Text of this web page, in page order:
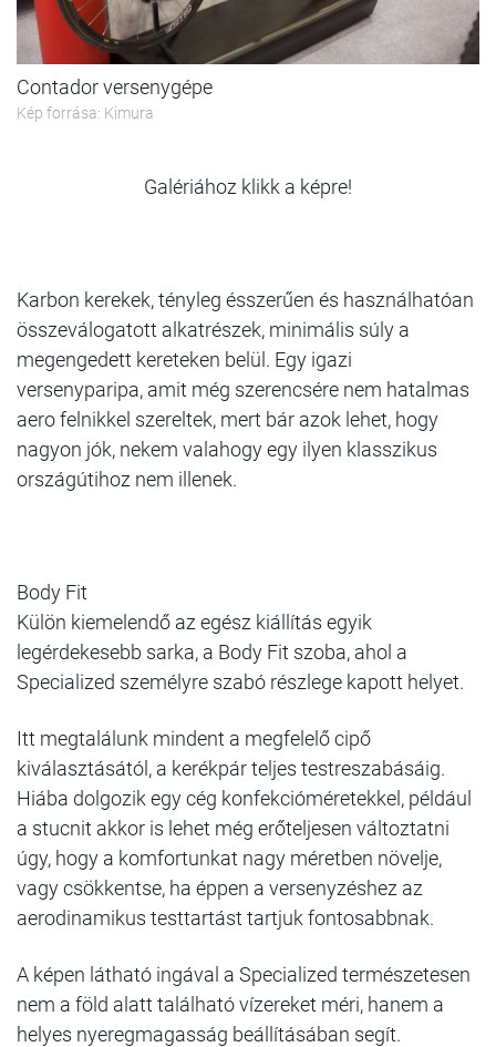
Contador versenygépe
Kép forrása: Kimura
Galériához klikk a képre!
Karbon kerekek, tényleg ésszerűen és használhatóan
összeválogatott alkatrészek, minimális súly a
megengedett kereteken belül. Egy igazi
versenyparipa, amit még szerencsére nem hatalmas
aero felnikkel szereltek, mert bár azok lehet, hogy
nagyon jók, nekem valahogy egy ilyen klasszikus
országútihoz nem illenek.
Body Fit
Külön kiemelendő az egész kiállítás egyik
legérdekesebb sarka, a Body Fit szoba, ahol a
Specialized személyre szabó részlege kapott helyet.
Itt megtalálunk mindent a megfelelő cipő
kiválasztásától, a kerékpár teljes testreszabásáig.
Hiába dolgozik egy cég konfekcióméretekkel, például
a stucnit akkor is lehet még erőteljesen változtatni
úgy, hogy a komfortunkat nagy méretben növelje,
vagy csökkentse, ha éppen a versenyzéshez az
aerodinamikus testtartást tartjuk fontosabbnak.
A képen látható ingával a Specialized természetesen
nem a föld alatt található vízereket méri, hanem a
helyes nyeregmagasság beállításában segít.